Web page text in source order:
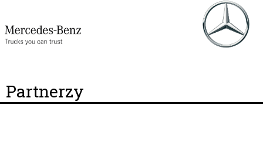
Partnerzy